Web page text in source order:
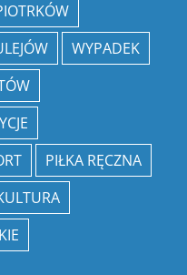
WYPADEK
PIŁKA RĘCZNA